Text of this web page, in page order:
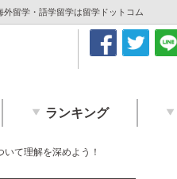
留学・語学留学は留学ドットコム
ランキング
て理解を深めよう！